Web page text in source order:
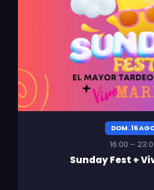
DOM. 16
16:00 –
Sunday Fest +